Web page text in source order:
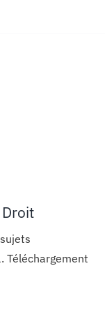
Droit
Téléchargement